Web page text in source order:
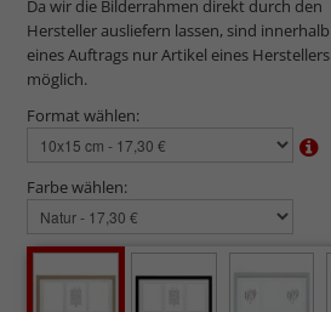
Da wir die Bilderrahmen direkt durch den
Hersteller ausliefern lassen, sind innerhalb
eines Auftrags nur Artikel eines Herstellers
möglich.
Format wählen:
Farbe wählen: